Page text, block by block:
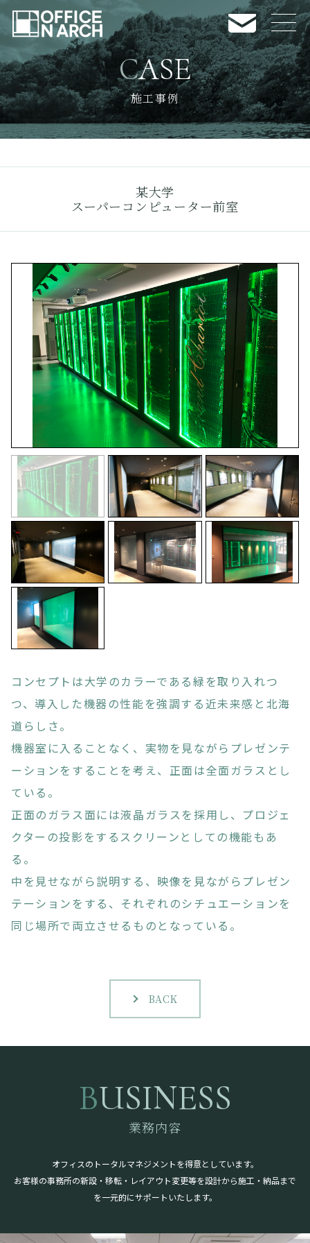
NEWS お知らせ
CASE 施工事例
COMPANY INFO
RECRUIT
CASE
施工事例
某大学
スーパーコンピューター前室
コンセプトは大学のカラーである緑を取り入れつ
つ、導入した機器の性能を強調する近未来感と北海
道らしさ。
機器室に入ることなく、実物を見ながらプレゼンテ
ーションをすることを考え、正面は全面ガラスとし
ている。
正面のガラス面には液晶ガラスを採用し、プロジェ
クターの投影をするスクリーンとしての機能もあ
る。
中を見せながら説明する、映像を見ながらプレゼン
テーションをする、それぞれのシチュエーションを
同じ場所で両立させるものとなっている。
BACK
BUSINESS
業務内容
オフィスのトータルマネジメントを得意としています。
お客様の事務所の新設・移転・レイアウト変更等を設計から施工・納品まで
を一元的にサポートいたします。